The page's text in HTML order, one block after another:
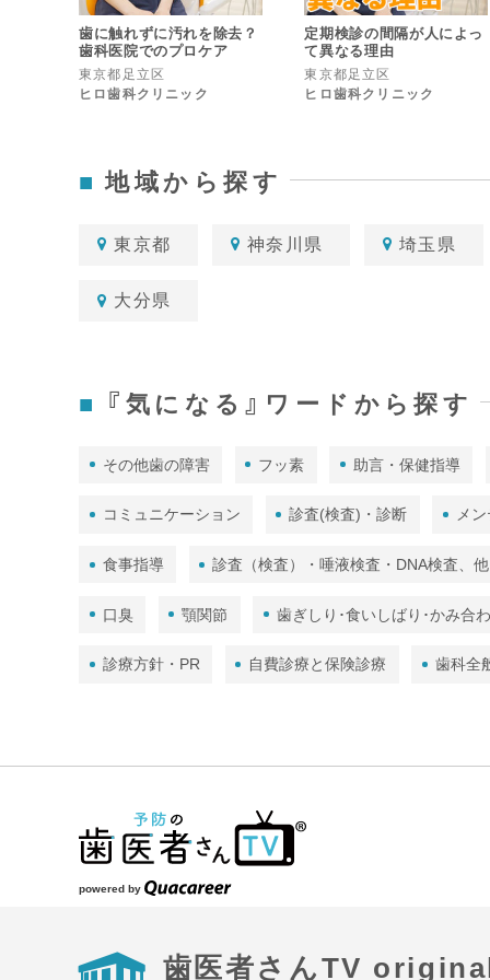
歯に触れずに汚れを除去？
歯科医院でのプロケア
東京都足立区
ヒロ歯科クリニック
定期検診の間隔が人によっ
て異なる理由
東京都足立区
ヒロ歯科クリニック
地域から探す
東京都 神奈川県 埼玉県
大分県
『気になる』ワードから探す
その他歯の障害 フッ素 助言・保健指導
コミュニケーション 診査(検査)・診断 メ
食事指導 診査（検査）・唾液検査・DNA検査、他
口臭 顎関節 歯ぎしり･食いしばり･かみ合
診療方針・PR 自費診療と保険診療 歯科全
powered by
歯医者さんTV